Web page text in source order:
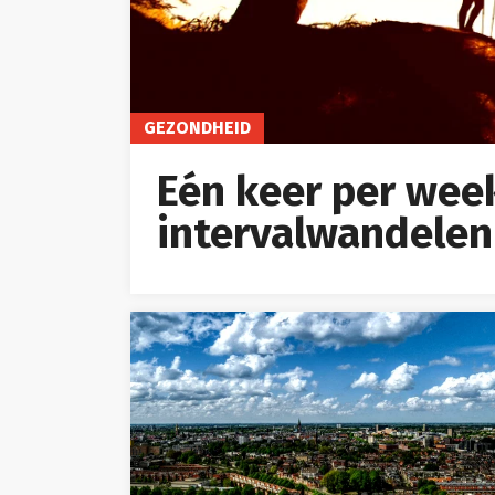
GEZONDHEID
Eén keer per